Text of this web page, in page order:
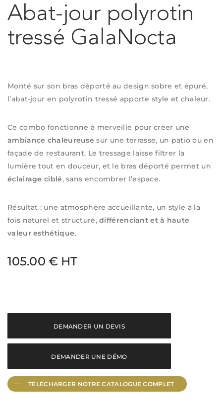
Abat-jour polyrotin
tressé GalaNocta
Monté sur son bras déporté au design sobre et épuré,
l’abat-jour en polyrotin tressé apporte style et chaleur.
Ce combo fonctionne à merveille pour créer une
ambiance chaleureuse sur une terrasse, un patio ou en
façade de restaurant. Le tressage laisse filtrer la
lumière tout en douceur, et le bras déporté permet un
éclairage ciblé, sans encombrer l’espace.
Résultat : une atmosphère accueillante, un style à la
fois naturel et structuré,différenciant et à haute
valeur esthétique.
105.00 € HT
DEMANDER UN DEVIS
DEMANDER UNE DÉMO
TÉLÉCHARGER NOTRE CATALOGUE COMPLET